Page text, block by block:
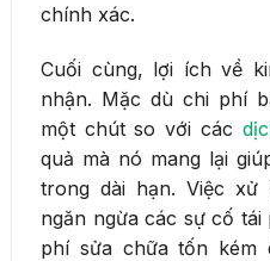
chính xác.
Cuối cùng, lợi ích về
nhận. Mặc dù chi phí
một chút so với các
quả mà nó mang lại
trong dài hạn. Việc
ngăn ngừa các sự cố
phí sửa chữa tốn